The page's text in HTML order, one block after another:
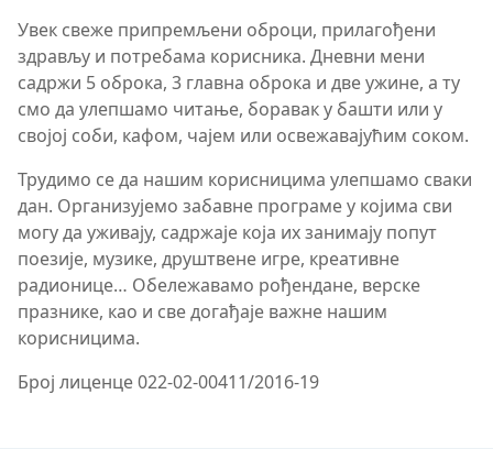
Увек свеже припремљени оброци, прилагођени
здрављу и потребама корисника. Дневни мени
садржи 5 оброка, 3 главна оброка и две ужине, а ту
смо да улепшамо читање, боравак у башти или у
својој соби, кафом, чајем или освежавајућим соком.
Трудимо се да нашим корисницима улепшамо сваки
дан. Организујемо забавне програме у којима сви
могу да уживају, садржаје која их занимају попут
поезије, музике, друштвене игре, креативне
радионице… Обележавамо рођендане, верске
празнике, као и све догађаје важне нашим
корисницима.
Број лиценце 022-02-00411/2016-19